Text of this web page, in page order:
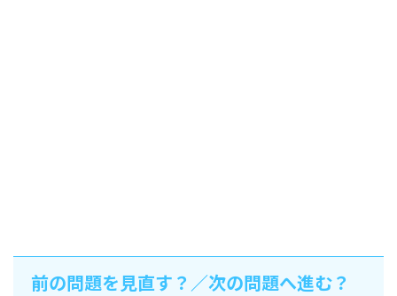
前の問題を見直す？／次の問題へ進む？